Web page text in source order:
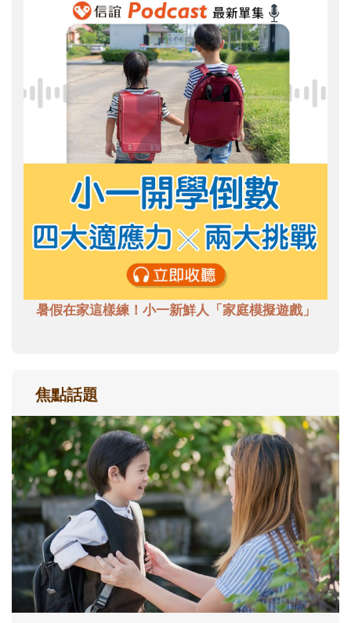
暑假在家這樣練！小一新鮮人「家庭模擬遊戲」
焦點話題
和孩子一起長大的那個男人│讀懂父親的
不同模樣
沒有人天生就擅長當爸爸！男人總是在一次
次「前所未有」的體驗中，跟著孩子一起長
大。從給予安全感的肢體遊戲，到獨立自
主、角色認同及解決問題的能力養成。爸爸
正嘗試用不同的模樣，參與孩子每個重要的